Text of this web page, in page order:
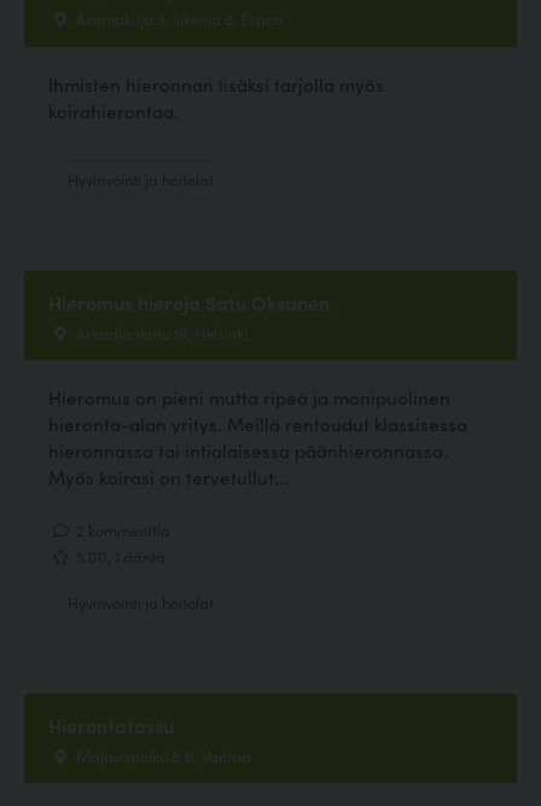
Asemakuja 3, liiketila 6, Espoo
Ihmisten hieronnan lisäksi tarjolla myös
koirahierontaa.
Hieromus hieroja Satu Oksanen
Arkadiankatu 19, Helsinki
Hieromus on pieni mutta ripeä ja monipuolinen
hieronta-alan yritys. Meillä rentoudut klassisessa
hieronnassa tai intialaisessa päänhieronnassa.
Myös koirasi on tervetullut...
Hierontatassu
Majavapolku 8 B, Vantaa